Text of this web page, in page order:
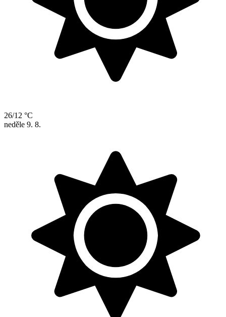
26/12 °C
neděle 9. 8.